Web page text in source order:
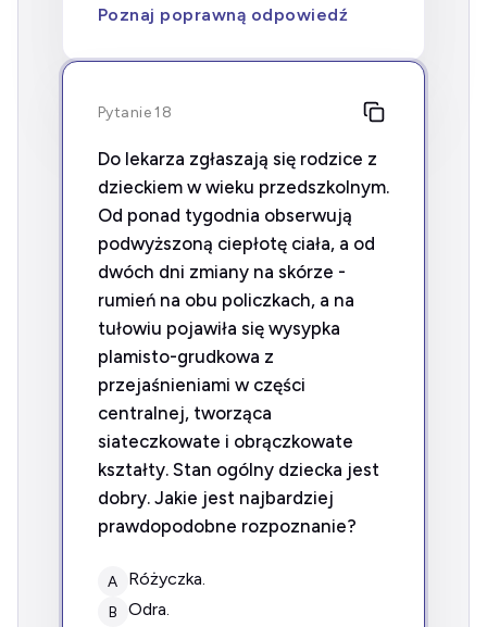
Poznaj poprawną odpowiedź
Pytanie 18
Do lekarza zgłaszają się rodzice z
dzieckiem w wieku przedszkolnym.
Od ponad tygodnia obserwują
podwyższoną ciepłotę ciała, a od
dwóch dni zmiany na skórze -
rumień na obu policzkach, a na
tułowiu pojawiła się wysypka
plamisto-grudkowa z
przejaśnieniami w części
centralnej, tworząca
siateczkowate i obrączkowate
kształty. Stan ogólny dziecka jest
dobry. Jakie jest najbardziej
prawdopodobne rozpoznanie?
A różyczka.
B odra.